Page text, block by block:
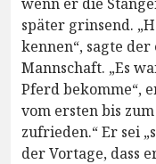
später grinsend.
kennen“, sagte
Mannschaft. „Es
Pferd bekomme“,
vom ersten bis
zufrieden.“ Er sei
der Vortage, dass